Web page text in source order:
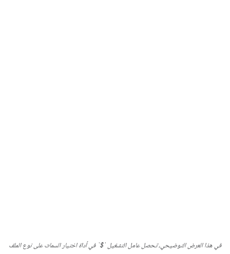
في هذا العرض التوضيحي، تحصل عامل التشغيل `$` في أداة اختيار السمات على نوع الملف